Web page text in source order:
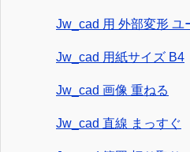
Jw_cad 用 外部変形 ユ
Jw_cad 用紙サイズ B4
Jw_cad 画像 重ねる
Jw_cad 直線 まっすぐ